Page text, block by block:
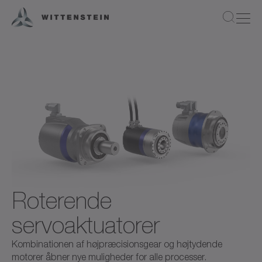
Roterende
servoaktuatorer
Kombinationen af højpræcisionsgear og højtydende
motorer åbner nye muligheder for alle processer.